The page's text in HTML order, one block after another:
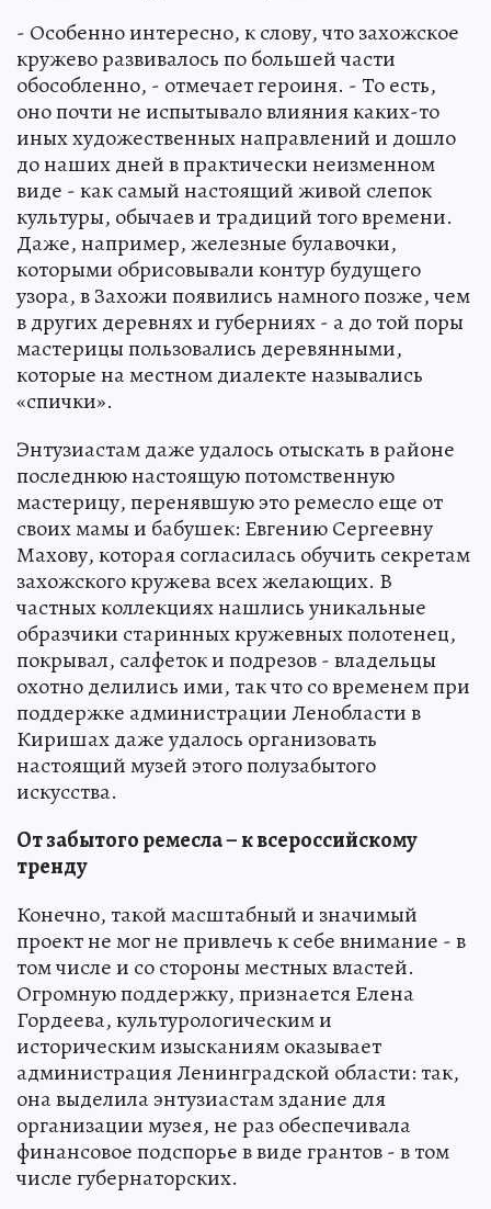
- Особенно интересно, к слову, что захожское
кружево развивалось по большей части
обособленно, - отмечает героиня. - То есть,
оно почти не испытывало влияния каких-то
иных художественных направлений и дошло
до наших дней в практически неизменном
виде - как самый настоящий живой слепок
культуры, обычаев и традиций того времени.
Даже, например, железные булавочки,
которыми обрисовывали контур будущего
узора, в Захожи появились намного позже, чем
в других деревнях и губерниях - а до той поры
мастерицы пользовались деревянными,
которые на местном диалекте назывались
«спички».
Энтузиастам даже удалось отыскать в районе
последнюю настоящую потомственную
мастерицу, перенявшую это ремесло еще от
своих мамы и бабушек: Евгению Сергеевну
Махову, которая согласилась обучить секретам
захожского кружева всех желающих. В
частных коллекциях нашлись уникальные
образчики старинных кружевных полотенец,
покрывал, салфеток и подрезов - владельцы
охотно делились ими, так что со временем при
поддержке администрации Ленобласти в
Киришах даже удалось организовать
настоящий музей этого полузабытого
искусства.
От забытого ремесла – к всероссийскому
тренду
Конечно, такой масштабный и значимый
проект не мог не привлечь к себе внимание - в
том числе и со стороны местных властей.
Огромную поддержку, признается Елена
Гордеева, культурологическим и
историческим изысканиям оказывает
администрация Ленинградской области: так,
она выделила энтузиастам здание для
организации музея, не раз обеспечивала
финансовое подспорье в виде грантов - в том
числе губернаторских.